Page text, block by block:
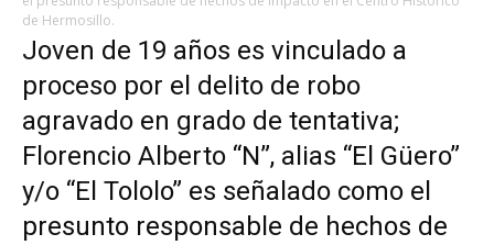
de Hermosillo.
Joven de 19 años es vinculado a
proceso por el delito de robo
agravado en grado de tentativa;
Florencio Alberto “N”, alias “El Güero”
y/o “El Tololo” es señalado como el
presunto responsable de hechos de